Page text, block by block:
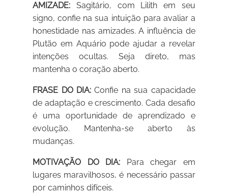
AMIZADE: Sagitário, com Lilith em seu
signo, confie na sua intuição para avaliar a
honestidade nas amizades. A influência de
Plutão em Aquário pode ajudar a revelar
intenções ocultas. Seja direto, mas
mantenha o coração aberto.
FRASE DO DIA: Confie na sua capacidade
de adaptação e crescimento. Cada desafio
é uma oportunidade de aprendizado e
evolução. Mantenha-se aberto às
mudanças.
MOTIVAÇÃO DO DIA: Para chegar em
lugares maravilhosos, é necessário passar
por caminhos difíceis.